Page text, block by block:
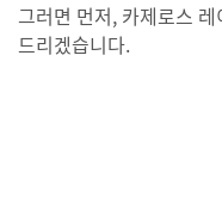
그러면 먼저, 카제로스
드리겠습니다.